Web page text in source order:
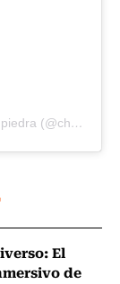
Una publicación compartida por Chanchoenpiedra (@chanchoenpiedraoficial)
El
de